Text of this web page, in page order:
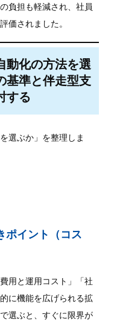
負担も軽減され、社員
価されました。
動化の方法を選
基準と伴走型支
する
選ぶか」を整理しま
ポイント（コス
用と運用コスト」「社
に機能を広げられる拡
選ぶと、すぐに限界が